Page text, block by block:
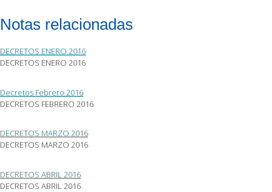
correo
electrónico
amigo
(Se
abre
ventana
nueva)
Facebook
(Se
una
ventana
nueva)
en
Twitter
(Se
una
ventana
nueva)
Notas relacionadas
DECRETOS ENERO 2016
DECRETOS ENERO 2016
Decretos Febrero 2016
DECRETOS FEBRERO 2016
DECRETOS MARZO 2016
DECRETOS MARZO 2016
DECRETOS ABRIL 2016
DECRETOS ABRIL 2016